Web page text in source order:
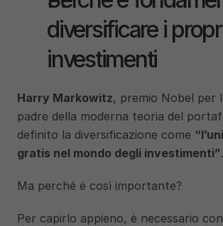
diversificare i
investimenti
Harry Markowitz, premio Nobel per
padre della moderna teoria del
definito la diversificazione come
gratis nel mondo degli investimenti”.
Ma perché è così importante?
Per capirlo appieno, è necessario